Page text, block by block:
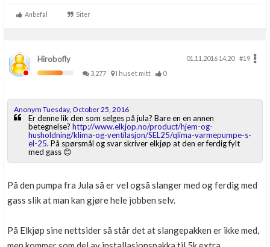
Anbefal Siter
Hirobofly 01.11.2016 14.20
#19
3,277
I huset mitt 0
Anonym Tuesday, October 25, 2016
Er denne lik den som selges på jula? Bare en en annen
betegnelse? http://www.elkjop.no/product/hjem-og-
husholdning/klima-og-ventilasjon/SEL25/qlima-varmepumpe-s-
el-25. På spørsmål og svar skriver elkjøp at den er ferdig fylt
med gass 😊
På den pumpa fra Jula så er vel også slanger med og ferdig med
gass slik at man kan gjøre hele jobben selv.
På Elkjøp sine nettsider så står det at slangepakken er ikke med,